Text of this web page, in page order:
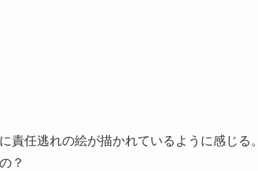
責任逃れの絵が描かれているように感じる。
？